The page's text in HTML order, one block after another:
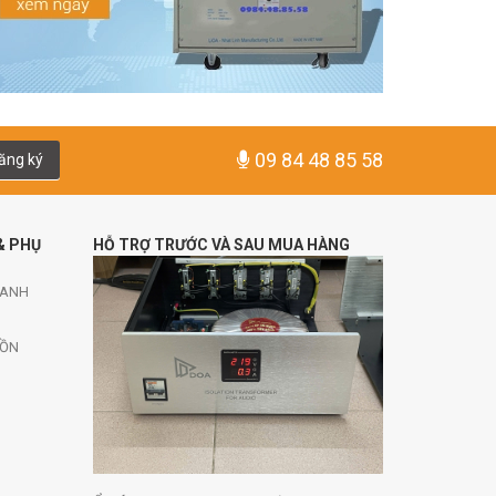
ký 09 84 48 85 58
PHỤ
HỖ TRỢ TRƯỚC VÀ SAU MUA HÀNG